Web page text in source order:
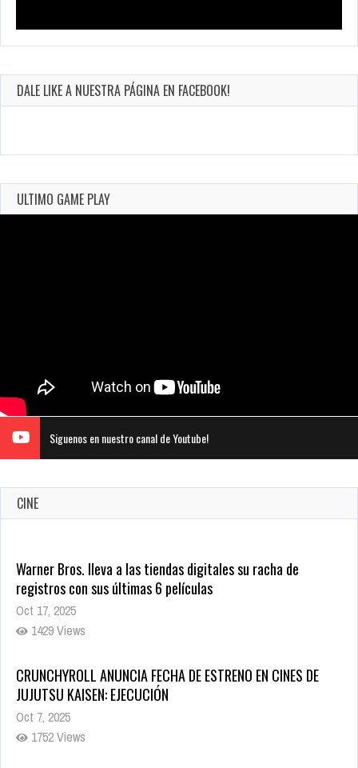
DALE LIKE A NUESTRA PÁGINA EN FACEBOOK!
ULTIMO GAME PLAY
Siguenos en nuestro canal de Youtube!
CINE
Warner Bros. lleva a las tiendas digitales su racha de
registros con sus últimas 6 películas
Oct 17, 2025
1429 Views
CRUNCHYROLL ANUNCIA FECHA DE ESTRENO EN CINES DE
JUJUTSU KAISEN: EJECUCIÓN
Oct 7, 2025
1752 Views